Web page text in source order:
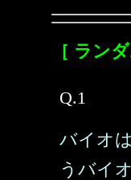
［ ラン
Q.1
バイオ
うバイ